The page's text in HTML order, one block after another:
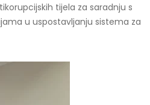
tijela za saradnju s
u uspostavljanju sistema za